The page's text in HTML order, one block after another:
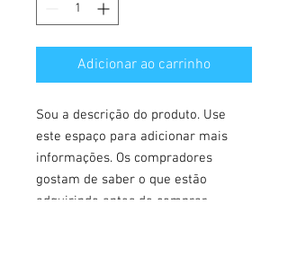
Adicionar ao carrinho
Sou a descrição do produto. Use
este espaço para adicionar mais
informações. Os compradores
gostam de saber o que estão
adquirindo antes de comprar.